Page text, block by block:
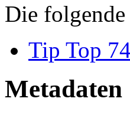
Die
Tip Top 74
Metadaten